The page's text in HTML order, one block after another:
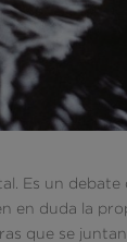
Es un
en duda la
que se